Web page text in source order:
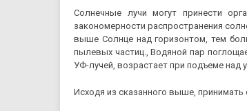
Солнечные лучи могут принести
закономерности распространения
выше Солнце над горизонтом, тем
пылевых частиц., Водяной пар
УФ-лучей, возрастает при подъеме над
Исходя из сказанного выше,